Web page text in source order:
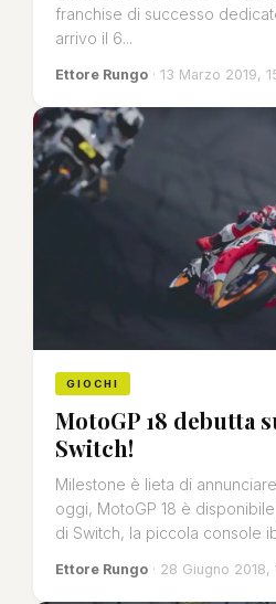
franchise di successo
arrivo il 6...
Ettore Rungo · 13 Marzo 2019,
GIOCHI
MotoGP 18 debutta
Switch!
Milestone è lieta di
oggi, MotoGP 18 è
di Switch, la piccola console
Ettore Rungo · 28 Giugno 2018,